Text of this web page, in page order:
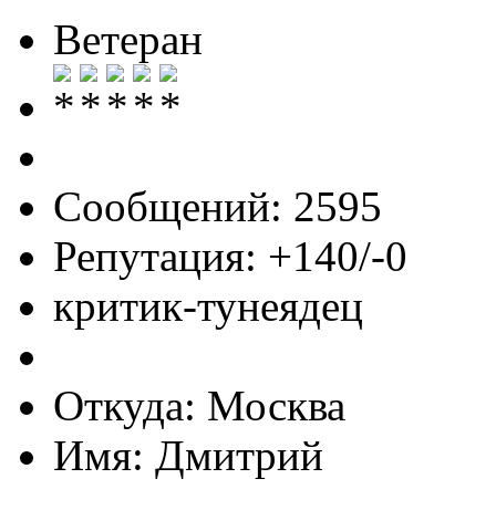
Ветеран
Сообщений: 2595
Репутация: +140/-0
критик-тунеядец
Откуда: Москва
Имя: Дмитрий